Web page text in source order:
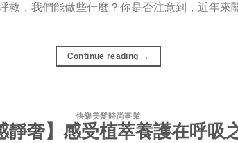
救，我們能做些什麼？你是否注意到，近年來
Continue reading →
快樂美髮時尚事業
靜奢】感受植萃養護在呼吸